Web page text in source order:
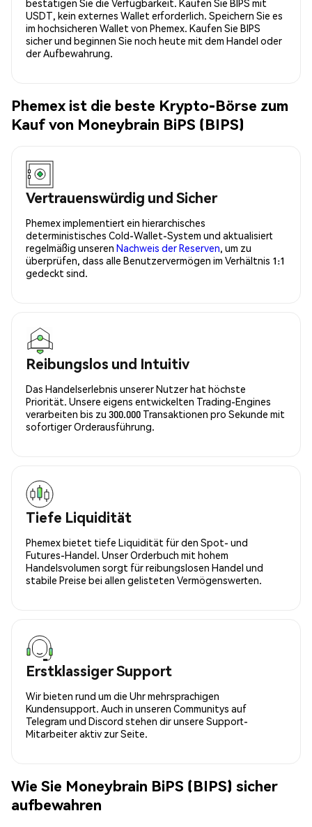
bestätigen Sie die Verfügbarkeit. Kaufen Sie BIPS mit
USDT, kein externes Wallet erforderlich. Speichern Sie es
im hochsicheren Wallet von Phemex. Kaufen Sie BIPS
sicher und beginnen Sie noch heute mit dem Handel oder
der Aufbewahrung.
Phemex ist die beste Krypto-Börse zum
Kauf von Moneybrain BiPS (BIPS)
Vertrauenswürdig und Sicher
Phemex implementiert ein hierarchisches
deterministisches Cold-Wallet-System und aktualisiert
regelmäßig unseren Nachweis der Reserven, um zu
überprüfen, dass alle Benutzervermögen im Verhältnis 1:1
gedeckt sind.
Reibungslos und Intuitiv
Das Handelserlebnis unserer Nutzer hat höchste
Priorität. Unsere eigens entwickelten Trading-Engines
verarbeiten bis zu 300.000 Transaktionen pro Sekunde mit
sofortiger Orderausführung.
Tiefe Liquidität
Phemex bietet tiefe Liquidität für den Spot- und
Futures-Handel. Unser Orderbuch mit hohem
Handelsvolumen sorgt für reibungslosen Handel und
stabile Preise bei allen gelisteten Vermögenswerten.
Erstklassiger Support
Wir bieten rund um die Uhr mehrsprachigen
Kundensupport. Auch in unseren Communitys auf
Telegram und Discord stehen dir unsere Support-
Mitarbeiter aktiv zur Seite.
Wie Sie Moneybrain BiPS (BIPS) sicher
aufbewahren